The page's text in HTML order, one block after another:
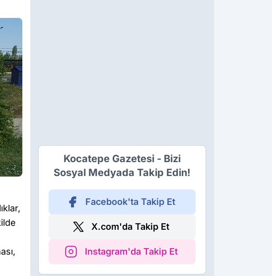
Kocatepe Gazetesi - Bizi
Sosyal Medyada Takip Edin!
Facebook'ta Takip Et
X.com'da Takip Et
Instagram'da Takip Et